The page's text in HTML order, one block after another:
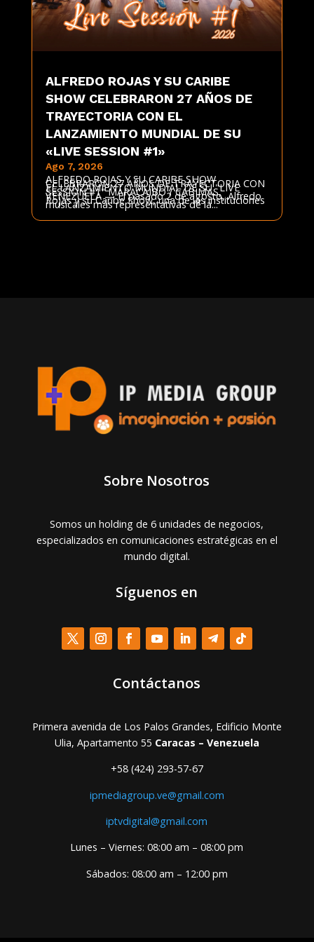
ALFREDO ROJAS Y SU CARIBE
SHOW CELEBRARON 27 AÑOS DE
TRAYECTORIA CON EL
LANZAMIENTO MUNDIAL DE SU
«LIVE SESSION #1»
Ago 7, 2026
ALFREDO ROJAS Y SU CARIBE SHOW
CELEBRARON 27 AÑOS DE TRAYECTORIA CON
EL LANZAMIENTO MUNDIAL DE SU "LIVE
SESSION #1" MARACAIBO / CABIMAS,
VENEZUELA — El pasado 2 de agosto, Alfredo
Rojas y su Caribe Show, una de las instituciones
musicales más representativas de la...
Sobre Nosotros
Somos un holding de 6 unidades de negocios,
especializados en comunicaciones estratégicas en el
mundo digital.
Síguenos en
Contáctanos
Primera avenida de Los Palos Grandes, Edificio Monte
Ulia, Apartamento 55 Caracas – Venezuela
+58 (424) 293-57-67
ipmediagroup.ve@gmail.com
iptvdigital@gmail.com
Lunes – Viernes: 08:00 am – 08:00 pm
Sábados: 08:00 am – 12:00 pm